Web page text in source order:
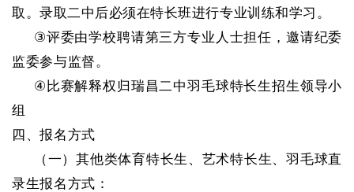
取。录取二中后必须在特长班进行专业训练和学习。
③评委由学校聘请第三方专业人士担任，邀请纪委
监委参与监督。
④ 比赛解释权归瑞昌二中羽毛球特长生招生领导小
组
四、报名方式
（一）其他类体育特长生、艺术特长生、羽毛球直
录生报名方式：